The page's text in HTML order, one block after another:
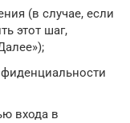
(в случае, если
этот шаг,
входа в